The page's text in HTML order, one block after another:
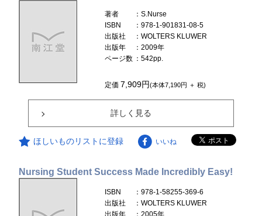
著者
：S.Nurse
ISBN
：978-1-901831-08-5
出版社
：WOLTERS KLUWER
出版年
：2009年
ページ数 ：542pp.
定価 7,909円(本体7,190円 ＋ 税)
詳しく見る
ほしいものリストに登録 いいね
Nursing Student Success Made Incredibly Easy!
ISBN
：978-1-58255-369-6
出版社
：WOLTERS KLUWER